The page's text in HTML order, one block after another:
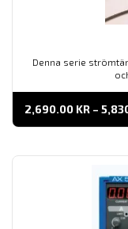
Denna serie
2,690.00 KR –